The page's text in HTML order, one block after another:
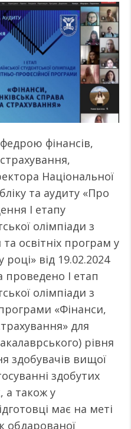
фінансів,
Національної
та аудиту «Про
І етапу
олімпіади з
освітніх програм у
від 19.02.2024
проведено І етап
олімпіади з
«Фінанси,
для
рівня
здобувачів вищої
здобутих
а також у
має на меті
обдарованої